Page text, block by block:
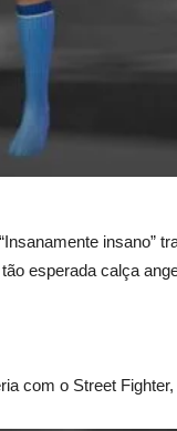
insano”
esperada calça
com o Street